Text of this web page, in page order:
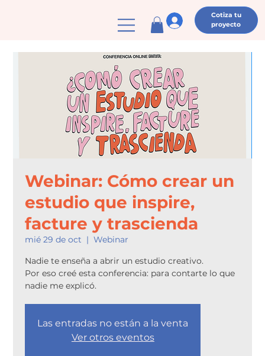
Cotiza tu
proyecto
Webinar: Cómo crear un
estudio que inspire,
facture y trascienda
mié 29 de oct
  |
Webinar
Nadie te enseña a abrir un estudio creativo.
Por eso creé esta conferencia: para contarte lo que
nadie me explicó.
Las entradas no están a la venta
Ver otros eventos